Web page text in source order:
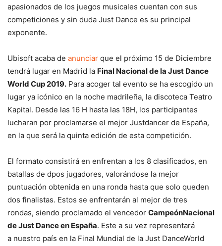
apasionados de los juegos musicales cuentan con sus
competiciones y sin duda Just Dance es su principal
exponente.
Ubisoft acaba de anunciar que el próximo 15 de Diciembre
tendrá lugar en Madrid la Final Nacional de la Just Dance
World Cup 2019. Para acoger tal evento se ha escogido un
lugar ya icónico en la noche madrileña, la discoteca Teatro
Kapital. Desde las 16 H hasta las 18H, los participantes
lucharan por proclamarse el mejor Justdancer de España,
en la que será la quinta edición de esta competición.
El formato consistirá en enfrentan a los 8 clasificados, en
batallas de dpos jugadores, valorándose la mejor
puntuación obtenida en una ronda hasta que solo queden
dos finalistas. Estos se enfrentarán al mejor de tres
rondas, siendo proclamado el vencedor CampeónNacional
de Just Dance en España. Este a su vez representará
a nuestro país en la Final Mundial de la Just DanceWorld